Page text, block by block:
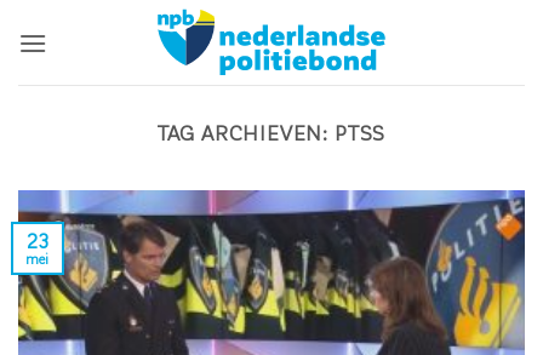
naar
TAG ARCHIEVEN: PTSS
23
mei